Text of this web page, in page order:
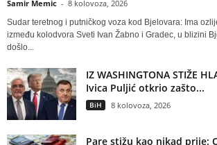
Samir Memic - 8 kolovoza, 2026
Sudar teretnog i putničkog voza kod Bjelovara: Ima
između kolodvora Sveti Ivan Žabno i Gradec, u blizini
došlo...
IZ WASHINGTONA STIŽE
Ivica Puljić otkrio zašto...
BiH 8 kolovoza, 2026
Pare stižu kao nikad prije: